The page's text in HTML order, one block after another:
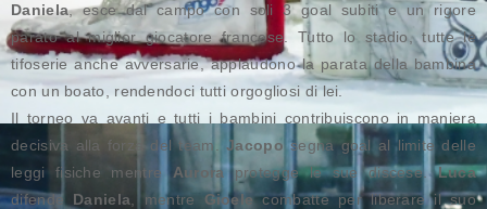
Daniela, esce dal campo con soli 3 goal subiti e un rigore
parato al miglior giocatore francese. Tutto lo stadio, tutte le
tifoserie anche avversarie, applaudono la parata della bambina
con un boato, rendendoci tutti orgogliosi di lei.
Il torneo va avanti e tutti i bambini contribuiscono in maniera
decisiva alla forza del team.Jacopo segna goal al limite delle
leggi fisiche mentre Auroraprotegge le sue discese.Luca
difende Daniela , mentre Gioelecombatte per liberare il suo